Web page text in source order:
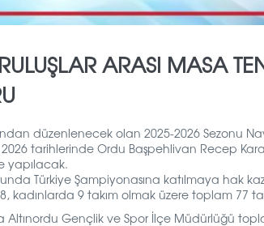
ARASI MASA
düzenlenecek olan 2025-2026 Sezonu
2026 tarihlerinde Ordu Başpehlivan Recep
yapılacak.
Türkiye Şampiyonasına katılmaya hak
kadınlarda 9 takım olmak üzere toplam 77
Altınordu Gençlik ve Spor İlçe Müdürlüğü